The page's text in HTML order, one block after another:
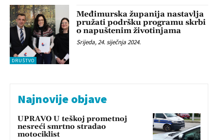
DRUŠTVO
Međimurska županija nastavlja
pružati podršku programu skrbi
o napuštenim životinjama
Srijeda, 24. siječnja 2024.
Najnovije objave
UPRAVO U teškoj prometnoj
nesreći smrtno stradao
motociklist